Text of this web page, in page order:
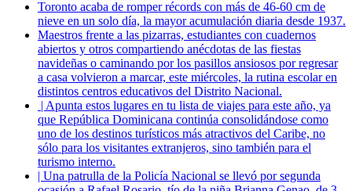
Toronto acaba de romper récords con más de 46-60 cm de
nieve en un solo día, la mayor acumulación diaria desde 1937.
Maestros frente a las pizarras, estudiantes con cuadernos
abiertos y otros compartiendo anécdotas de las fiestas
navideñas o caminando por los pasillos ansiosos por regresar
a casa volvieron a marcar, este miércoles, la rutina escolar en
distintos centros educativos del Distrito Nacional.
| Apunta estos lugares en tu lista de viajes para este año, ya
que República Dominicana continúa consolidándose como
uno de los destinos turísticos más atractivos del Caribe, no
sólo para los visitantes extranjeros, sino también para el
turismo interno.
| Una patrulla de la Policía Nacional se llevó por segunda